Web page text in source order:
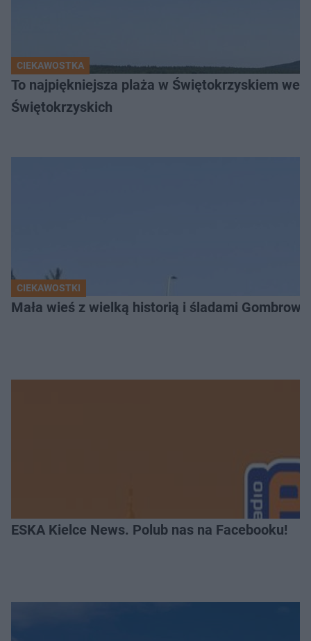
CIEKAWOSTKA
To najpiękniejsza plaża w Świętokrzyskiem
Świętokrzyskich
CIEKAWOSTKI
Mała wieś z wielką historią i śladami
ESKA Kielce News. Polub nas na Facebooku!